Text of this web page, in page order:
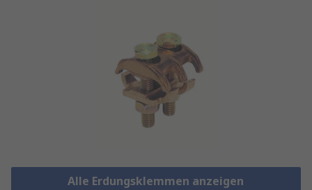
Alle Erdungsklemmen anzeigen